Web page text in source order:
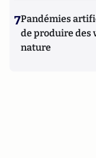
7Pandémies
de produire des
nature